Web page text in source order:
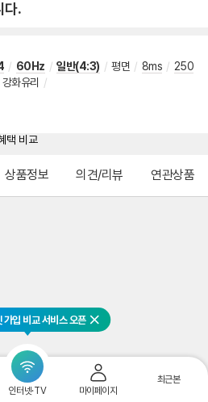
가입 비교 서비스 오픈 닫기
인터넷·TV 마이페이지
최근본
다.
/ 60Hz / 일반(4:3) / 평면 / 8ms / 250
강화유리 /
상품정보 의견/리뷰 연관상품